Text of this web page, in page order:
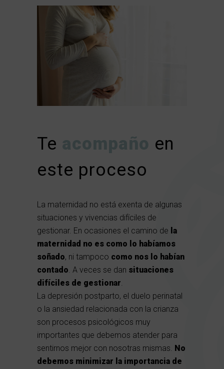
Te acompaño en
este proceso
La maternidad no está exenta de algunas
situaciones y vivencias difíciles de
gestionar. En ocasiones el camino de la
maternidad no es como lo habíamos
soñado, ni tampoco como nos lo habían
contado. A veces se dan situaciones
difíciles de gestionar.
La depresión postparto, el duelo perinatal
o la ansiedad relacionada con la crianza
son procesos psicológicos muy
importantes que debemos atender para
sentirnos mejor con nosotras mismas. No
debemos minimizar la importancia de